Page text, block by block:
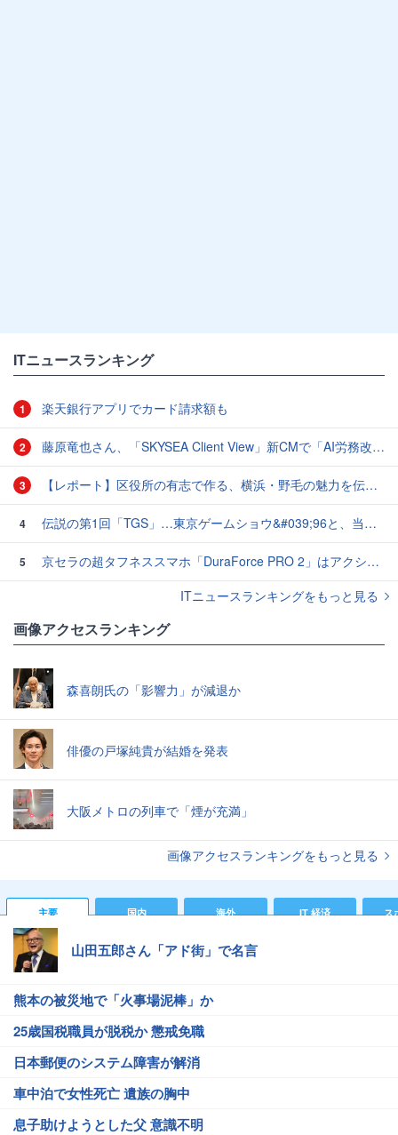
ITニュースランキング
1 楽天銀行アプリでカード請求額も
2 藤原竜也さん、「SKYSEA Client View」新CMで「AI労務改善」をアピール 働き方をAIが分析したら「すぐに休んで」と言われる？
3 【レポート】区役所の有志で作る、横浜・野毛の魅力を伝えるCM
4 伝説の第1回「TGS」…東京ゲームショウ&#039;96と、当時のベストゲーム10本：レトロゲーム浪漫街道
5
京セラの超タフネススマホ「DuraForce PRO 2」はアクションカムとしても優秀
ITニュースランキングをもっと見る
画像アクセスランキング
森喜朗氏の「影響力」が減退か
俳優の戸塚純貴が結婚を発表
大阪メトロの列車で「煙が充満」
画像アクセスランキングをもっと見る
主要 国内 海外 IT 経済 ス
山田五郎さん「アド街」で名言
熊本の被災地で「火事場泥棒」か
25歳国税職員が脱税か 懲戒免職
日本郵便のシステム障害が解消
車中泊で女性死亡 遺族の胸中
息子助けようとした父 意識不明